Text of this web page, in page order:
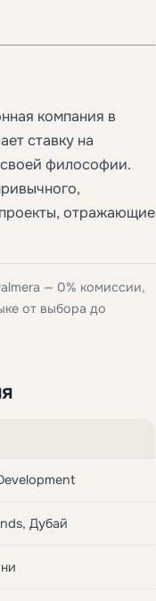
компания в
ставку на
философии.
отражающие
— 0% комиссии,
от выбора до
Дубай